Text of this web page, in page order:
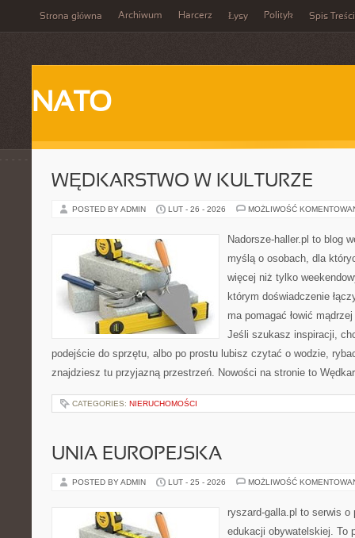
Strona główna Archiwum Harcerz Łysy Polityk Spis Treści
NATO
WĘDKARSTWO W KULTURZE
POSTED BY ADMIN LUT - 26 - 2026 MOŻLIWOŚĆ
Nadorsze-haller.pl to blog
myślą o osobach, dla
więcej niż tylko
którym doświadczenie
ma pomagać łowić
Jeśli szukasz inspiracji,
podejście do sprzętu, albo po prostu lubisz czytać o wodzie,
znajdziesz tu przyjazną przestrzeń. Nowości na stronie to
CATEGORIES: NIERUCHOMOŚCI
UNIA EUROPEJSKA
POSTED BY ADMIN LUT - 25 - 2026 MOŻLIWOŚĆ
ryszard-galla.pl to serwis
edukacji obywatelskiej. To